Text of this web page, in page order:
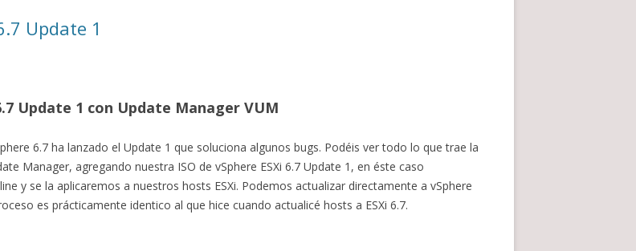
Update 1
Update 1 con Update Manager VUM
6.7 ha lanzado el Update 1 que soluciona algunos bugs. Podéis ver todo lo que trae la
Manager, agregando nuestra ISO de vSphere ESXi 6.7 Update 1, en éste caso
y se la aplicaremos a nuestros hosts ESXi. Podemos actualizar directamente a vSphere
es prácticamente identico al que hice cuando actualicé hosts a ESXi 6.7.